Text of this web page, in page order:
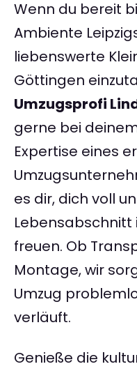
Wenn du bereit
Ambiente
liebenswerte
Göttingen
Umzugsprofi
gerne bei
Expertise eines
es dir, dich voll
Lebensabschnitt
freuen. Ob
Montage, wir
Umzug
verläuft.
Genieße die